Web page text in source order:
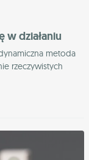
w działaniu
metoda
rzeczywistych